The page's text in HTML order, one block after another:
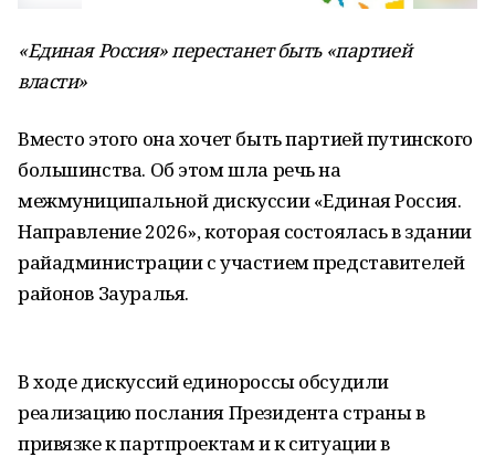
«Единая Россия» перестанет быть «партией
власти»
Вместо этого она хочет быть партией путинского
большинства. Об этом шла речь на
межмуниципальной дискуссии «Единая Россия.
Направление 2026», которая состоялась в здании
райадминистрации с участием представителей
районов Зауралья.
В ходе дискуссий единороссы обсудили
реализацию послания Президента страны в
привязке к партпроектам и к ситуации в